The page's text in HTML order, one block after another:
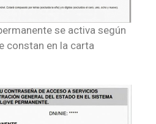
se activa según
constan en la carta